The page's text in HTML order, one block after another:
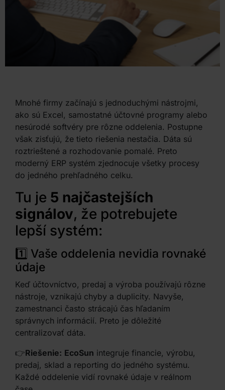
Mnohé firmy začínajú s jednoduchými nástrojmi,
ako sú Excel, samostatné účtovné programy alebo
nesúrodé softvéry pre rôzne oddelenia. Postupne
však zisťujú, že tieto riešenia nestačia. Dáta sú
roztrieštené a rozhodovanie pomalé. Preto
moderný ERP systém zjednocuje všetky procesy
do jedného prehľadného celku.
Tu je 5 najčastejších
signálov, že potrebujete
lepší systém:
1️⃣ Vaše oddelenia nevidia rovnaké
údaje
Keď účtovníctvo, predaj a výroba používajú rôzne
nástroje, vznikajú chyby a duplicity. Navyše,
zamestnanci často strácajú čas hľadaním
správnych informácií. Preto je dôležité
centralizovať dáta.
👉Riešenie: EcoSun integruje financie, výrobu,
predaj, sklad a reporting do jedného systému.
Každé oddelenie vidí rovnaké údaje v reálnom